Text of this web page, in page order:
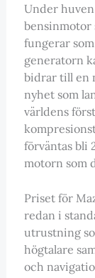
Under
bensinmotor
fungerar
generatorn
bidrar till en
nyhet som
världens
förväntas bli
motorn som
Priset för
redan i
utrustning
högtalare
och